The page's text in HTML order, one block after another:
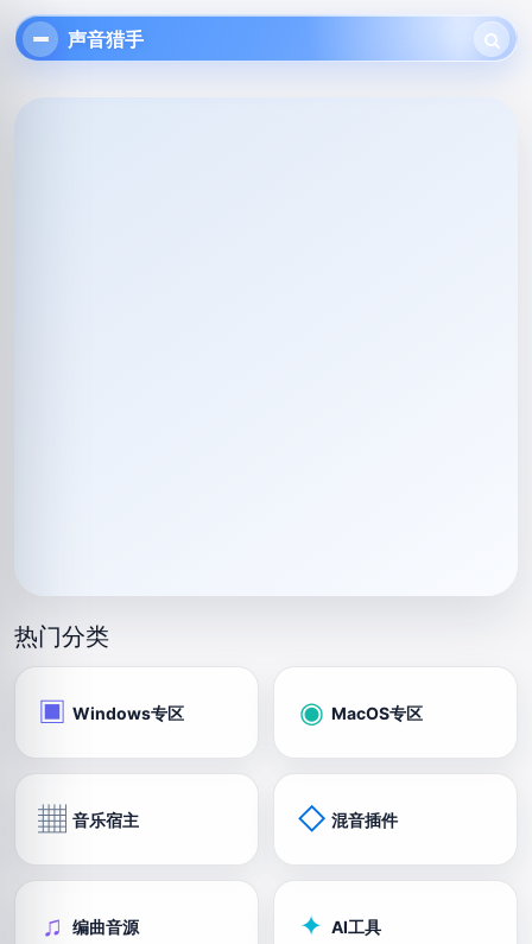
探
索
热门分类
▣ Windows专区 ◉ MacOS专区
▦ 音乐宿主 ◇ 混音插件
♫ 编曲音源 ✦ AI工具
声音猎手